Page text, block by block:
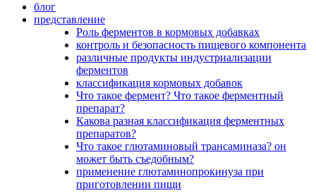
блог
представление
Роль ферментов в кормовых добавках
контроль и безопасность пищевого компонента
различные продукты индустриализации
ферментов
классификация кормовых добавок
Что такое фермент? Что такое ферментный
препарат?
Какова разная классификация ферментных
препаратов?
Что такое глютаминовый трансаминаза? он
может быть съедобным?
применение глютаминопрокинуза при
приготовлении пищи